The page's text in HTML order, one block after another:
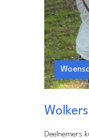
Deelnemers